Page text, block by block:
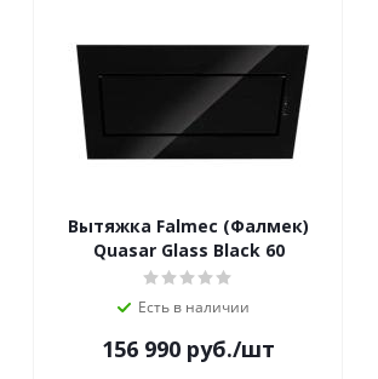
Вытяжка Falmec (Фалмек)
Quasar Glass Black 60
Есть в наличии
156 990 руб./шт